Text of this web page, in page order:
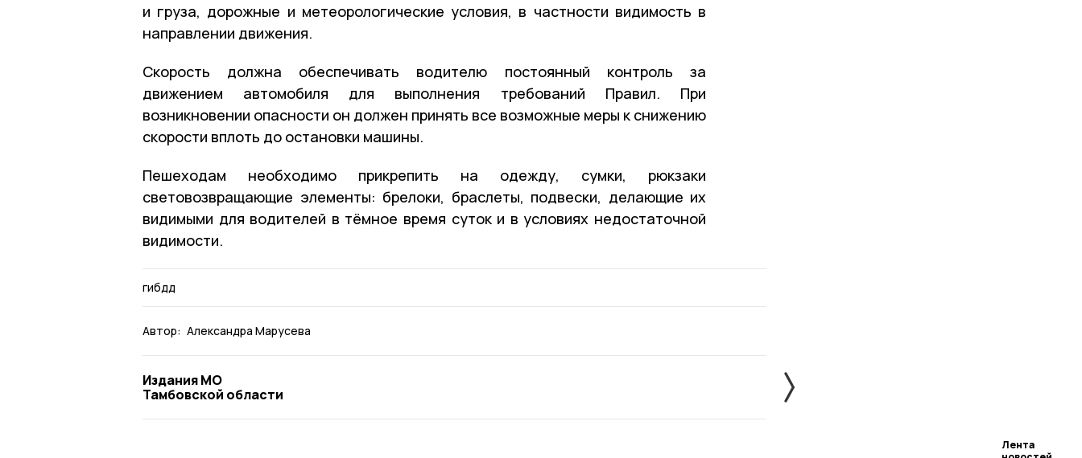
Лента
и груза, дорожные и метеорологические условия, в частности видимость в
направлении движения.
Скорость должна обеспечивать водителю постоянный контроль за
движением автомобиля для выполнения требований Правил. При
возникновении опасности он должен принять все возможные меры к снижению
скорости вплоть до остановки машины.
Пешеходам необходимо прикрепить на одежду, сумки, рюкзаки
световозвращающие элементы: брелоки, браслеты, подвески, делающие их
видимыми для водителей в тёмное время суток и в условиях недостаточной
видимости.
гибдд
Автор: Александра Марусева
Издания МО
Тамбовской области